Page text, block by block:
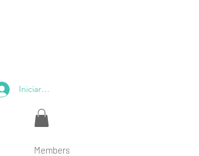
Iniciar sesión
Members